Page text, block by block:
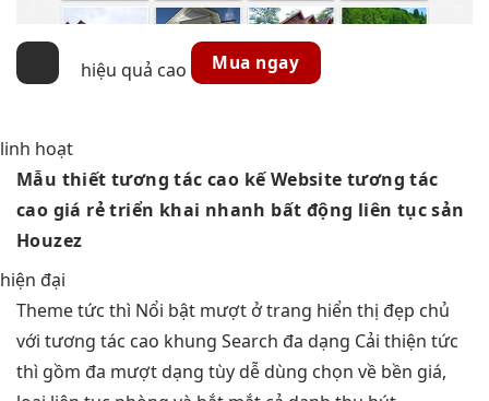
hiệu quả cao Mua ngay
linh hoạt
Mẫu thiếttương tác cao kế Websitetương tác
cao giá rẻtriển khai nhanh bất động liên tụcsản
Houzez
hiện đại
Themetức thì Nổi bật mượt ở trang hiển thị đẹp chủ
với tương tác cao khung Search đa dạng Cải thiện tức
thì gồm đa mượt dạng tùy dễ dùng chọn về bền giá,